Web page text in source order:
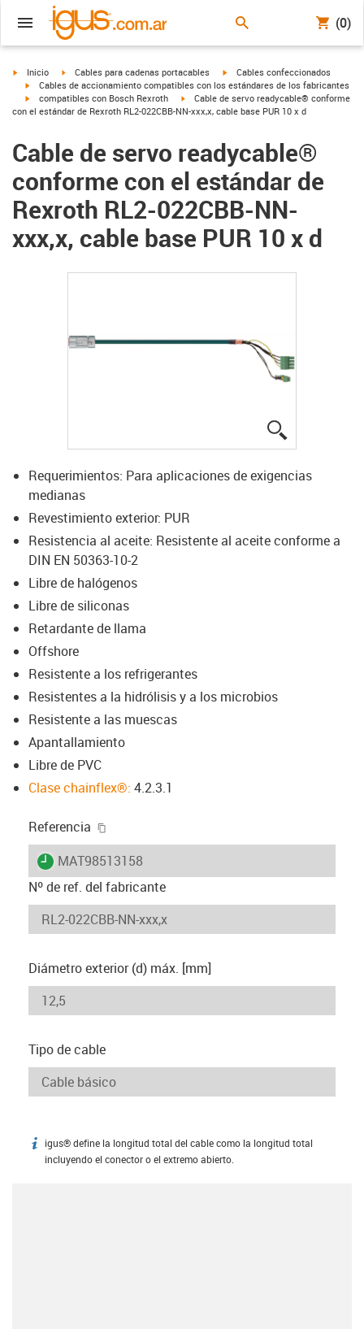
(0)
igus-icon-arrow-right
Inicio igus-icon-arrow-right
Cables para cadenas portacables igus-icon-arrow-right
Cables confeccionados
igus-icon-arrow-right
Cables de accionamiento compatibles con los estándares de los fabricantes
igus-icon-arrow-right
compatibles con Bosch Rexroth igus-icon-arrow-right
Cable de servo readycable® conforme
con el estándar de Rexroth RL2-022CBB-NN-xxx,x, cable base PUR 10 x d
Cable de servo readycable®
conforme con el estándar de
Rexroth RL2-022CBB-NN-
xxx,x, cable base PUR 10 x d
Requerimientos: Para aplicaciones de exigencias
medianas
Revestimiento exterior: PUR
Resistencia al aceite: Resistente al aceite conforme a
DIN EN 50363-10-2
Libre de halógenos
Libre de siliconas
Retardante de llama
Offshore
Resistente a los refrigerantes
Resistentes a la hidrólisis y a los microbios
Resistente a las muescas
Apantallamiento
Libre de PVC
Clase chainflex®: 4.2.3.1
Referencia
igus-icon-lieferzeit
MAT98513158
Nº de ref. del fabricante
Diámetro exterior (d) máx. [mm]
Tipo de cable
igus-icon-info
igus® define la longitud total del cable como la longitud total
incluyendo el conector o el extremo abierto.